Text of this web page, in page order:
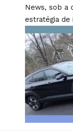
News, sob a
estratégia de